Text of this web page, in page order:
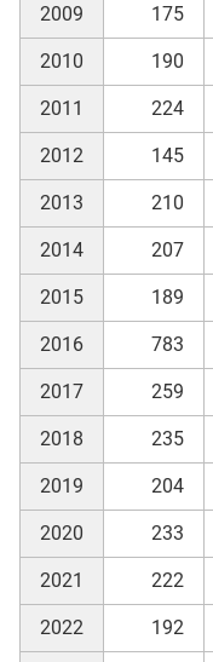
2009 175
2010 190
2011 224
2012 145
2013 210
2014 207
2015 189
2016 783
2017 259
2018 235
2019 204
2020 233
2021 222
2022 192